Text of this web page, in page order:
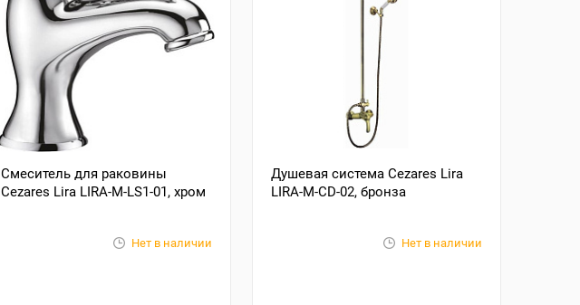
Смеситель для раковины
Cezares Lira LIRA-M-LS1-01, хром
Нет в наличии
Душевая система Cezares Lira
LIRA-M-CD-02, бронза
Нет в наличии